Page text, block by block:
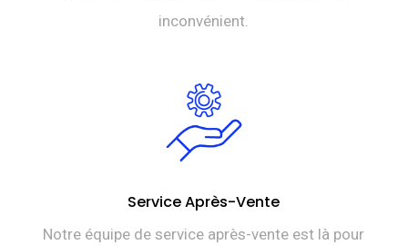
inconvénient.
Service Après-Vente
Notre équipe de service après-vente est là pour